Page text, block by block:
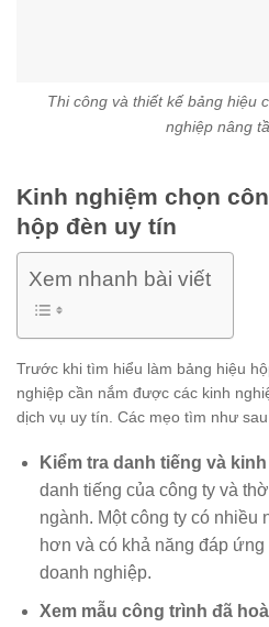
Thi công và thiết kế bảng hiệu
nghiệp nâng
Kinh nghiệm chọn
hộp đèn uy tín
Xem nhanh bài viết
Trước khi tìm hiểu làm bảng hiệu
nghiệp cần nắm được các kinh
dịch vụ uy tín. Các mẹo tìm như
Kiểm tra danh tiếng và
danh tiếng của công ty và
ngành. Một công ty có nhiều
hơn và có khả năng đáp
doanh nghiệp.
Xem mẫu công trình đã